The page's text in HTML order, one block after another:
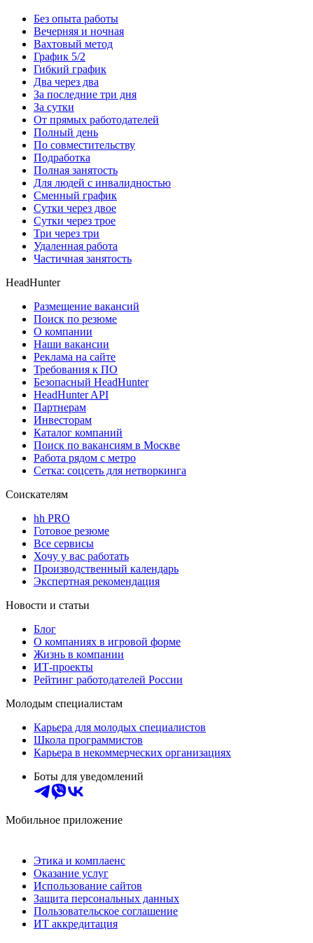
Без опыта работы
Вечерняя и ночная
Вахтовый метод
График 5/2
Гибкий график
Два через два
За последние три дня
За сутки
От прямых работодателей
Полный день
По совместительству
Подработка
Полная занятость
Для людей с инвалидностью
Сменный график
Сутки через двое
Сутки через трое
Три через три
Удаленная работа
Частичная занятость
HeadHunter
Размещение вакансий
Поиск по резюме
О компании
Наши вакансии
Реклама на сайте
Требования к ПО
Безопасный HeadHunter
HeadHunter API
Партнерам
Инвесторам
Каталог компаний
Поиск по вакансиям в Москве
Работа рядом с метро
Сетка: соцсеть для нетворкинга
Соискателям
hh PRO
Готовое резюме
Все сервисы
Хочу у вас работать
Производственный календарь
Экспертная рекомендация
Новости и статьи
Блог
О компаниях в игровой форме
Жизнь в компании
ИТ-проекты
Рейтинг работодателей России
Молодым специалистам
Карьера для молодых специалистов
Школа программистов
Карьера в некоммерческих организациях
Боты для уведомлений
Мобильное приложение
Этика и комплаенс
Оказание услуг
Использование сайтов
Защита персональных данных
Пользовательское соглашение
ИТ аккредитация